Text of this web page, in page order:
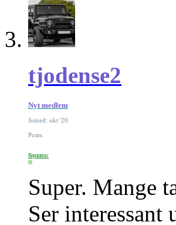
tjodense2
Nyt medlem
Joined: okt '20
Posts:
Reputation:
Super. Mange
Ser